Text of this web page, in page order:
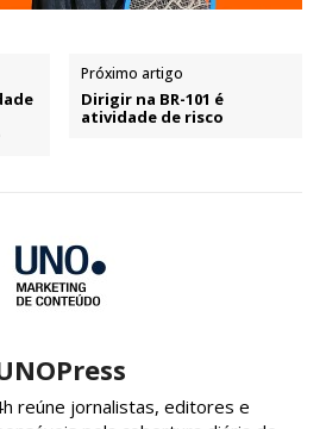
Próximo artigo
Dirigir na BR-101 é
atividade de risco
reúne jornalistas, editores e